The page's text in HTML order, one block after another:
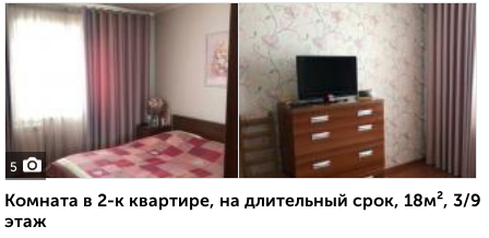
5
Комната в 2-к квартире, на длительный срок, 18м², 3/9
этаж